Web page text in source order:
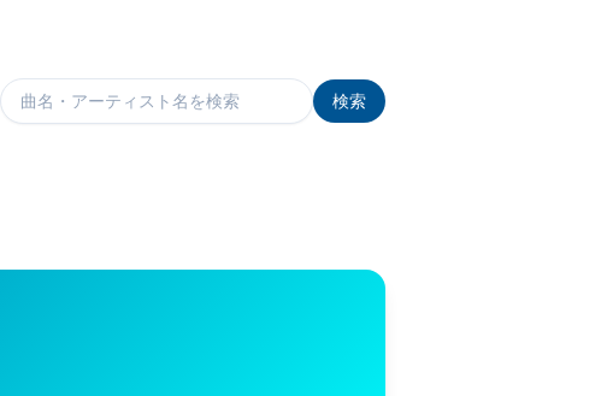
楽曲を検索
検索